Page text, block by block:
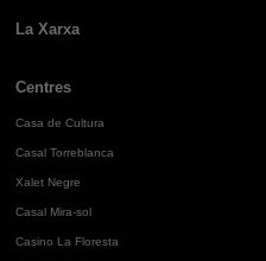
La Xarxa
Centres
Casa de Cultura
Casal Torreblanca
Xalet Negre
Casal Mira-sol
Casino La Floresta